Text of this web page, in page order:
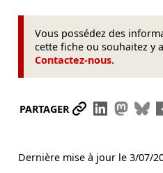
Vous possédez des
cette fiche ou souhaitez y
Contactez-nous.
PARTAGER Partager le
Partager
Dernière mise à jour le 3/07/